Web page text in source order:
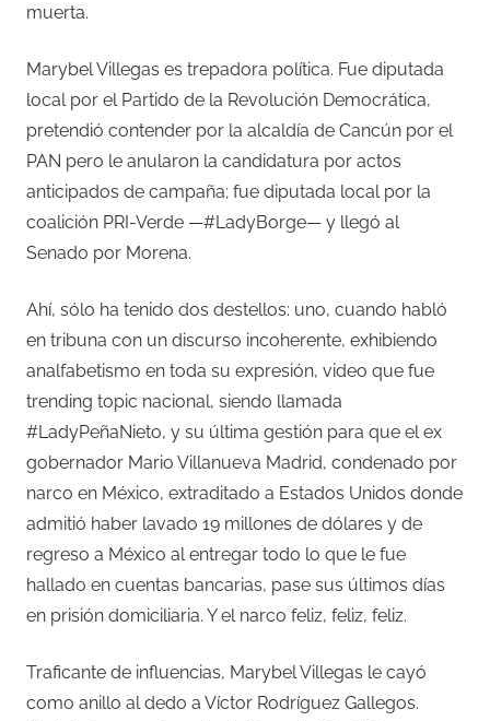
muerta.
Marybel Villegas es trepadora política. Fue diputada
local por el Partido de la Revolución Democrática,
pretendió contender por la alcaldía de Cancún por el
PAN pero le anularon la candidatura por actos
anticipados de campaña; fue diputada local por la
coalición PRI-Verde —#LadyBorge— y llegó al
Senado por Morena.
Ahí, sólo ha tenido dos destellos: uno, cuando habló
en tribuna con un discurso incoherente, exhibiendo
analfabetismo en toda su expresión, video que fue
trending topic nacional, siendo llamada
#LadyPeñaNieto, y su última gestión para que el ex
gobernador Mario Villanueva Madrid, condenado por
narco en México, extraditado a Estados Unidos donde
admitió haber lavado 19 millones de dólares y de
regreso a México al entregar todo lo que le fue
hallado en cuentas bancarias, pase sus últimos días
en prisión domiciliaria. Y el narco feliz, feliz, feliz.
Traficante de influencias, Marybel Villegas le cayó
como anillo al dedo a Víctor Rodríguez Gallegos.